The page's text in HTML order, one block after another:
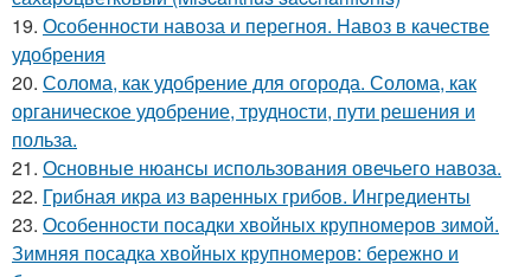
19. Особенности навоза и перегноя. Навоз в качестве
удобрения
20. Солома, как удобрение для огорода. Солома, как
органическое удобрение, трудности, пути решения и
польза.
21. Основные нюансы использования овечьего навоза.
22. Грибная икра из варенных грибов. Ингредиенты
23. Особенности посадки хвойных крупномеров зимой.
Зимняя посадка хвойных крупномеров: бережно и